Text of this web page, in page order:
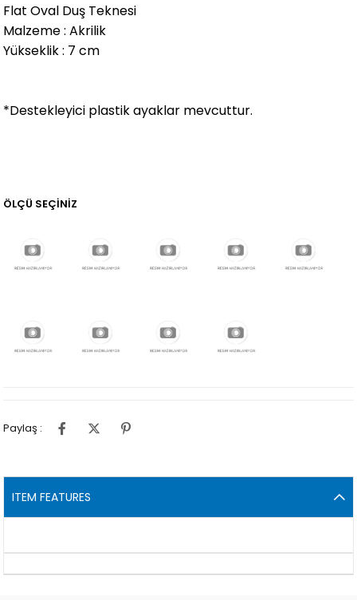
Flat Oval Duş Teknesi
Malzeme : Akrilik
Yükseklik : 7 cm
*Destekleyici plastik ayaklar mevcuttur.
ÖLÇÜ SEÇİNİZ
Paylaş :
ITEM FEATURES